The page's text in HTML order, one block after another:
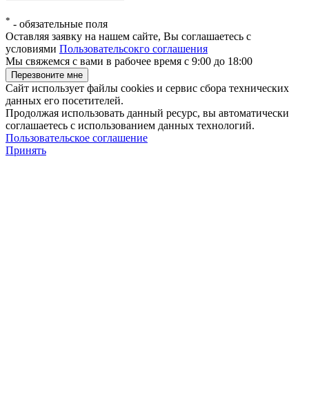
* - обязательные поля
Оставляя заявку на нашем сайте, Вы соглашаетесь с
условиями Пользовательсокго соглашения
Мы свяжемся с вами в рабочее время с 9:00 до 18:00
Сайт использует файлы cookies и сервис сбора технических
данных его посетителей.
Продолжая использовать данный ресурс, вы автоматически
соглашаетесь с использованием данных технологий.
Пользовательское соглашение
Принять